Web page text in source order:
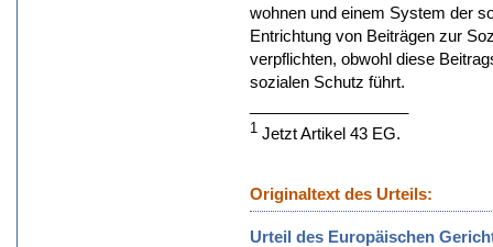
wohnen und einem System der
Entrichtung von Beiträgen zur
verpflichten, obwohl diese
sozialen Schutz führt.
1 Jetzt Artikel 43 EG.
Originaltext des Urteils:
Urteil des Europäischen